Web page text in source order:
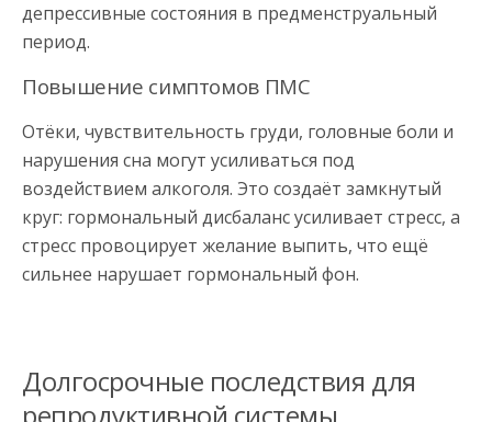
депрессивные состояния в предменструальный
период.
Повышение симптомов ПМС
Отёки, чувствительность груди, головные боли и
нарушения сна могут усиливаться под
воздействием алкоголя. Это создаёт замкнутый
круг: гормональный дисбаланс усиливает стресс, а
стресс провоцирует желание выпить, что ещё
сильнее нарушает гормональный фон.
Долгосрочные последствия для